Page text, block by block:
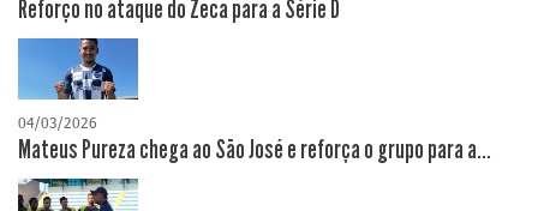
Reforço no ataque do Zeca para a Série D
04/03/2026
Mateus Pureza chega ao São José e reforça o grupo para a...